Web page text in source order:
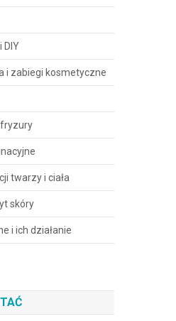
DIY
i zabiegi kosmetyczne
fryzury
twarzy i ciała
skóry
i ich działanie